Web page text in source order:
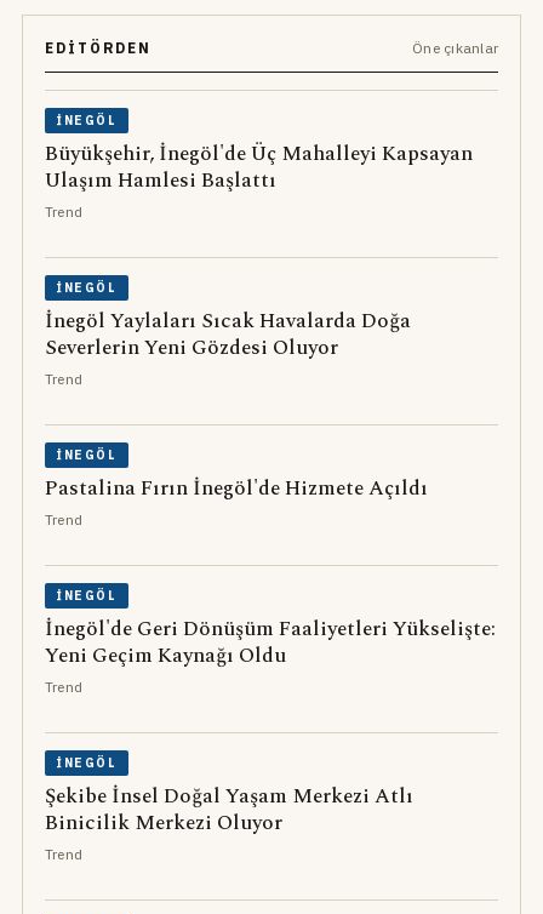
EDITÖRDEN Öne çıkanlar
İNEGÖL
Büyükşehir, İnegöl'de Üç Mahalleyi Kapsayan
Ulaşım Hamlesi Başlattı
Trend
İNEGÖL
İnegöl Yaylaları Sıcak Havalarda Doğa
Severlerin Yeni Gözdesi Oluyor
Trend
İNEGÖL
Pastalina Fırın İnegöl'de Hizmete Açıldı
Trend
İNEGÖL
İnegöl'de Geri Dönüşüm Faaliyetleri Yükselişte:
Yeni Geçim Kaynağı Oldu
Trend
İNEGÖL
Şekibe İnsel Doğal Yaşam Merkezi Atlı
Binicilik Merkezi Oluyor
Trend